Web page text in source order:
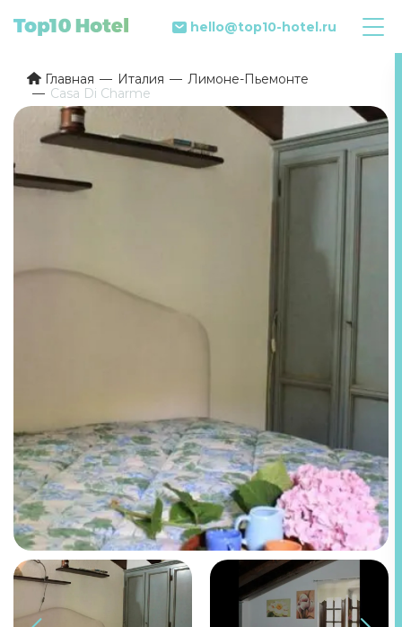
hello@top10-hotel.ru
Главная Италия
Лимоне-Пьемонте
Casa Di Charme